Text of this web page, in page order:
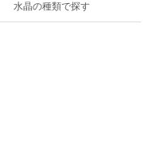
水晶の種類で探す